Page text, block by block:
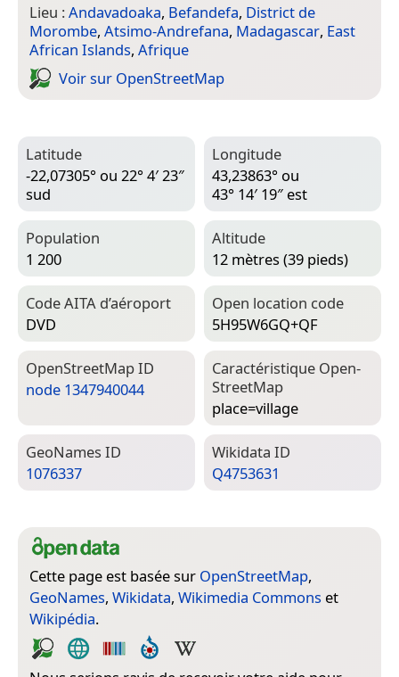
Lieu :Andavadoaka, Befandefa, District de
Morombe, Atsimo-Andrefana, Madagascar, East
African Islands, Afrique
Voir sur Open­Street­Map
Latitude
-22,07305° ou 22° 4′ 23″
sud
Longitude
43,23863° ou
43° 14′ 19″ est
Population
1 200
Altitude
12 mètres (39 pieds)
Code AITA d’aéroport
DVD
Open location code
5H95W6GQ+QF
Open­Street­Map ID
node 1347940044
Caractéristique Open­
Street­Map
place=­village
Geo­Names ID
1076337
Wiki­data ID
Q4753631
Cette page est basée sur OpenStreetMap,
GeoNames, Wikidata, Wikimedia Commons et
Wikipédia.